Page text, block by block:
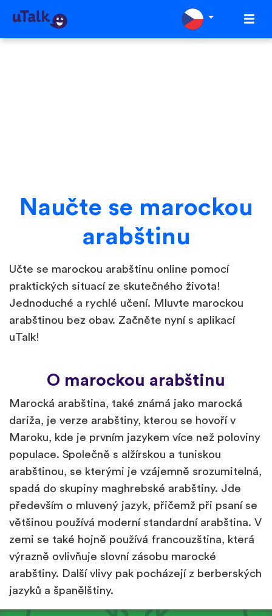
Naučte se marockou
arabštinu
Učte se marockou arabštinu online pomocí
praktických situací ze skutečného života!
Jednoduché a rychlé učení. Mluvte marockou
arabštinou bez obav. Začněte nyní s aplikací
uTalk!
O marockou arabštinu
Marocká arabština, také známá jako marocká
dariža, je verze arabštiny, kterou se hovoří v
Maroku, kde je prvním jazykem více než poloviny
populace. Společně s alžírskou a tuniskou
arabštinou, se kterými je vzájemně srozumitelná,
spadá do skupiny maghrebské arabštiny. Jde
především o mluvený jazyk, přičemž při psaní se
většinou používá moderní standardní arabština. V
zemi se také hojně používá francouzština, která
výrazně ovlivňuje slovní zásobu marocké
arabštiny. Další vlivy pak pocházejí z berberských
jazyků a španělštiny.